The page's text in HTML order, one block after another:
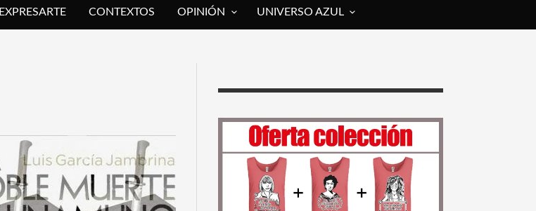
EXPRESARTE CONTEXTOS OPINIÓN UNIVERSO AZUL